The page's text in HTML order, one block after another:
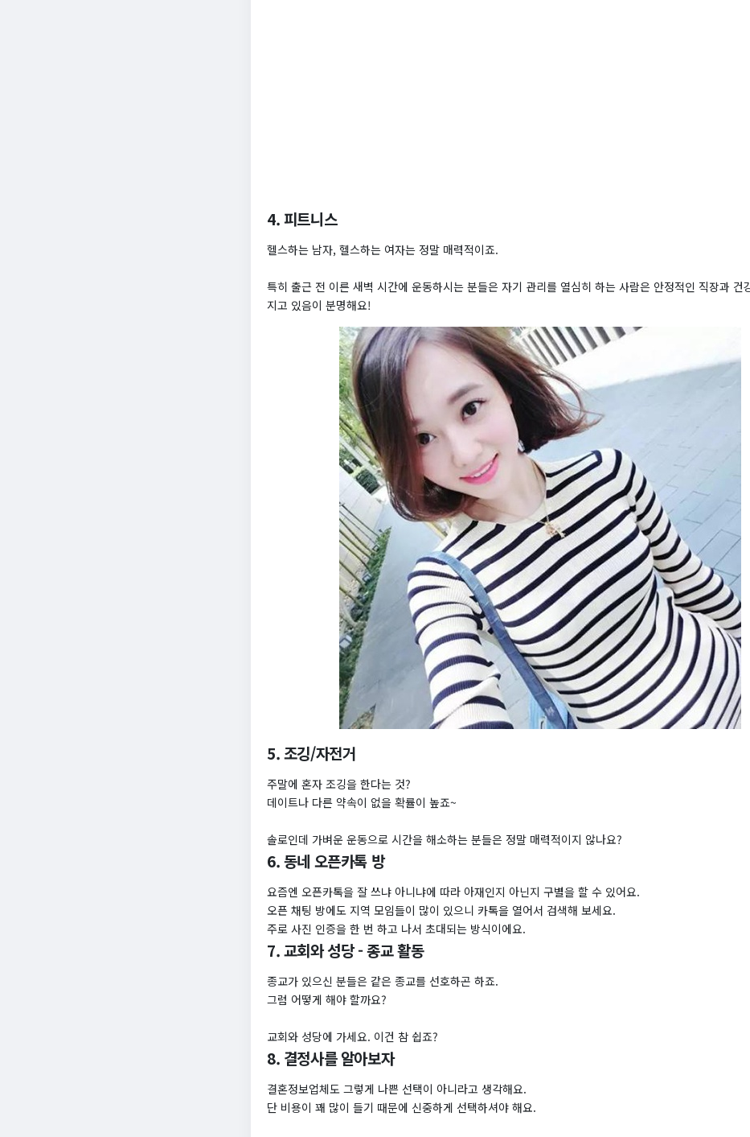
4. 피트니스
헬스하는 남자, 헬스하는 여자는 정말 매력적이죠.
특히 출근 전 이른 새벽 시간에 운동하시는 분들은 자기 관리를 열심히 하는 사람은 안정적인 직장과 건
지고 있음이 분명해요!
5. 조깅/자전거
주말에 혼자 조깅을 한다는 것?
데이트나 다른 약속이 없을 확률이 높죠~
솔로인데 가벼운 운동으로 시간을 해소하는 분들은 정말 매력적이지 않나요?
6. 동네 오픈카톡 방
요즘엔 오픈카톡을 잘 쓰냐 아니냐에 따라 아재인지 아닌지 구별을 할 수 있어요.
오픈 채팅 방에도 지역 모임들이 많이 있으니 카톡을 열어서 검색해 보세요.
주로 사진 인증을 한 번 하고 나서 초대되는 방식이에요.
7. 교회와 성당 - 종교 활동
종교가 있으신 분들은 같은 종교를 선호하곤 하죠.
그럼 어떻게 해야 할까요?
교회와 성당에 가세요. 이건 참 쉽죠?
8. 결정사를 알아보자
결혼정보업체도 그렇게 나쁜 선택이 아니라고 생각해요.
단 비용이 꽤 많이 들기 때문에 신중하게 선택하셔야 해요.